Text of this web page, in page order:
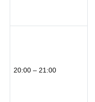
20:00 – 21:00